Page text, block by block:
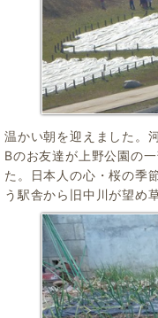
温かい朝を迎えました。
Bのお友達が上野公園の
た。日本人の心・桜の季
う駅舎から旧中川が望め